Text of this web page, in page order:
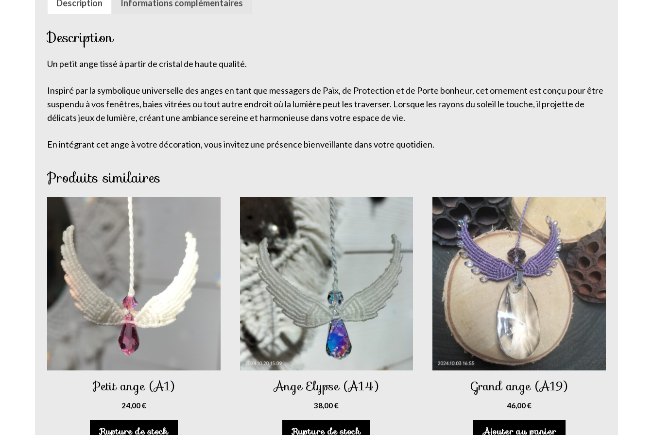
Description Informations complémentaires
Description
Un petit ange tissé à partir de cristal de haute qualité.
Inspiré par la symbolique universelle des anges en tant que messagers de Paix, de Protection et de Porte bonheur, cet ornement est conçu pour être
suspendu à vos fenêtres, baies vitrées ou tout autre endroit où la lumière peut les traverser. Lorsque les rayons du soleil le touche, il projette de
délicats jeux de lumière, créant une ambiance sereine et harmonieuse dans votre espace de vie.
En intégrant cet ange à votre décoration, vous invitez une présence bienveillante dans votre quotidien.
Produits similaires
Petit ange (A1)
24,00€
Rupture de stock
Ange Elypse (A14)
38,00€
Rupture de stock
Grand ange (A19)
46,00€
Ajouter au panier